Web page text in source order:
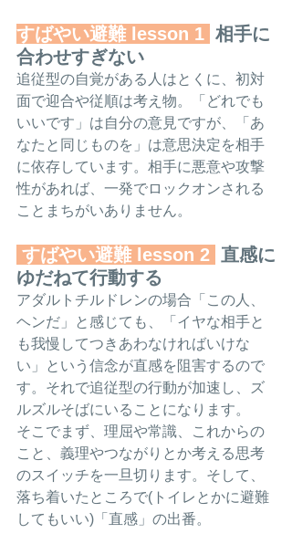
すばやい避難 lesson 1 相手に
合わせすぎない
追従型の自覚がある人はとくに、初対
面で迎合や従順は考え物。「どれでも
いいです」は自分の意見ですが、「あ
なたと同じものを」は意思決定を相手
に依存しています。相手に悪意や攻撃
性があれば、一発でロックオンされる
ことまちがいありません。
すばやい避難 lesson 2 直感に
ゆだねて行動する
アダルトチルドレンの場合「この人、
ヘンだ」と感じても、「イヤな相手と
も我慢してつきあわなければいけな
い」という信念が直感を阻害するので
す。それで追従型の行動が加速し、ズ
ルズルそばにいることになります。
そこでまず、理屈や常識、これからの
こと、義理やつながりとか考える思考
のスイッチを一旦切ります。そして、
落ち着いたところで(トイレとかに避難
してもいい)「直感」の出番。